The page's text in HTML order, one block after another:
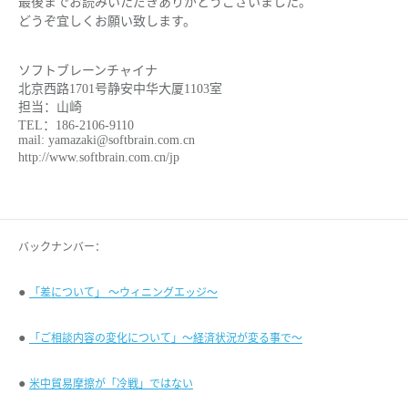
どうぞ宜しくお願い致します。
ソフトブレーンチャイナ
北京西路1701号静安中华大厦1103室
担当：山崎
TEL：186-2106-9110
mail: yamazaki@softbrain.com.cn
http://www.softbrain.com.cn/jp
バックナンバー：
● 「差について」 ～ウィニングエッジ～
● 「ご相談内容の変化について」～経済状況が変る事で～
● 米中貿易摩擦が「冷戦」ではない